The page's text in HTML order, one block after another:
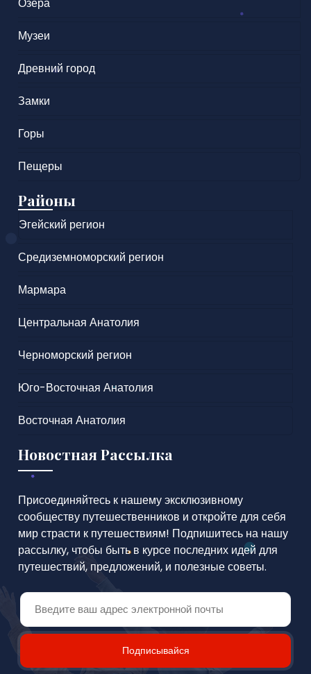
Музеи
Древний город
Замки
Горы
Пещеры
Районы
Эгейский регион
Средиземноморский регион
Мармара
Центральная Анатолия
Черноморский регион
Юго-Восточная Анатолия
Восточная Анатолия
Новостная Рассылка
Присоединяйтесь к нашему эксклюзивному
сообществу путешественников и откройте для себя
мир страсти к путешествиям! Подпишитесь на нашу
рассылку, чтобы быть в курсе последних идей для
путешествий, предложений, и полезные советы.
Подписывайся